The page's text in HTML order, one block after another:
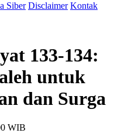
Siber Disclaimer Kontak
133-134:
untuk
dan Surga
WIB